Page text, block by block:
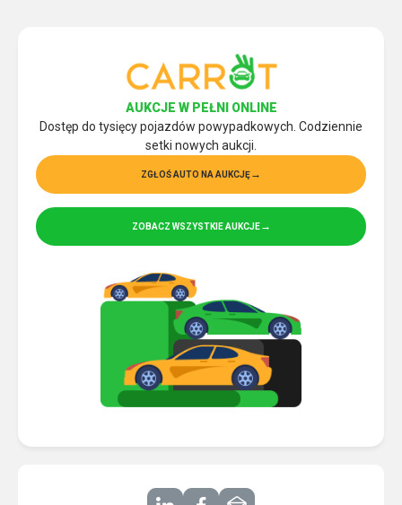
AUKCJE W PEŁNI ONLINE
Dostęp do tysięcy pojazdów powypadkowych. Codziennie
setki nowych aukcji.
ZGŁOŚ AUTO NA AUKCJĘ
ZOBACZ WSZYSTKIE AUKCJE